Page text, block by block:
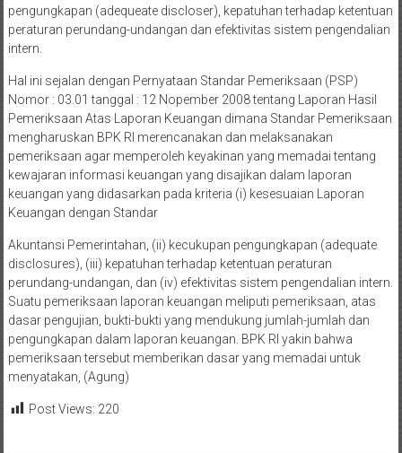
pengungkapan (adequeate discloser), kepatuhan terhadap ketentuan
peraturan perundang-undangan dan efektivitas sistem pengendalian
intern.
Hal ini sejalan dengan Pernyataan Standar Pemeriksaan (PSP)
Nomor : 03.01 tanggal : 12 Nopember 2008 tentang Laporan Hasil
Pemeriksaan Atas Laporan Keuangan dimana Standar Pemeriksaan
mengharuskan BPK RI merencanakan dan melaksanakan
pemeriksaan agar memperoleh keyakinan yang memadai tentang
kewajaran informasi keuangan yang disajikan dalam laporan
keuangan yang didasarkan pada kriteria (i) kesesuaian Laporan
Keuangan dengan Standar
Akuntansi Pemerintahan, (ii) kecukupan pengungkapan (adequate
disclosures), (iii) kepatuhan terhadap ketentuan peraturan
perundang-undangan, dan (iv) efektivitas sistem pengendalian intern.
Suatu pemeriksaan laporan keuangan meliputi pemeriksaan, atas
dasar pengujian, bukti-bukti yang mendukung jumlah-jumlah dan
pengungkapan dalam laporan keuangan. BPK RI yakin bahwa
pemeriksaan tersebut memberikan dasar yang memadai untuk
menyatakan, (Agung)
Post Views: 220